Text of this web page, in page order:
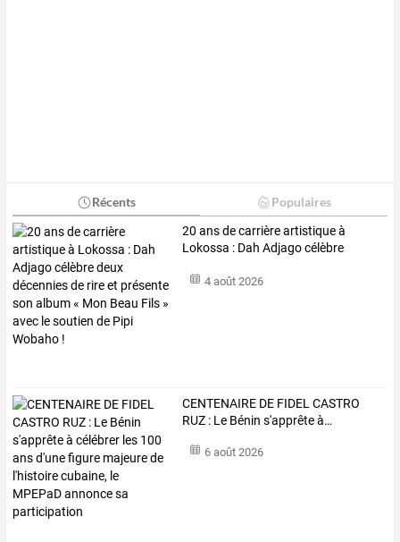
Récents Populaires
20 ansdecarrièreartistiqueà
Lokossa : Dah Adjagocélèbre
4 août 2026
CENTENAIRE DE FIDEL CASTRO
RUZ : Le Bénin s'apprêteà…
6 août 2026